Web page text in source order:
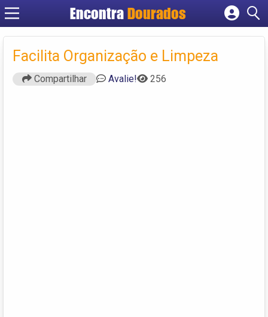
EncontraDourados
Cadastrar empresa
Fazer login
Criar conta
Facilita Organização e Limpeza
Compartilhar Avalie! 256